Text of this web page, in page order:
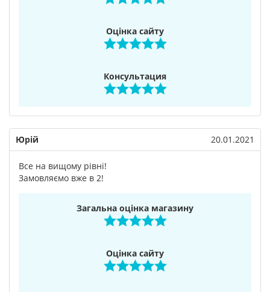
Оцінка сайту
Консультация
Юрій 20.01.2021
Все на вищому рівні!
Замовляємо вже в 2!
Загальна оцінка магазину
Оцінка сайту